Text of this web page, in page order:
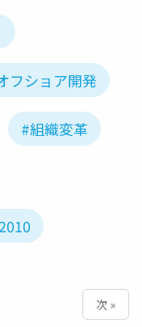
フショア開発
#組織変革
次 »